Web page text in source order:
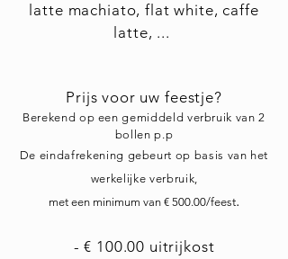
latte machiato, flat white, caffe
latte, ...
Prijs voor uw feestje?
Berekend op een gemiddeld verbruik van 2
bollen p.p
De eindafrekening gebeurt op basis van het
werkelijke verbruik,
met een minimum van € 500.00/feest.
- € 100.00 uitrijkost